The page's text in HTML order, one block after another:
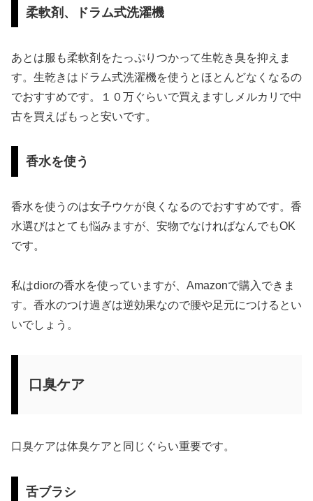
柔軟剤、ドラム式洗濯機
あとは服も柔軟剤をたっぷりつかって生乾き臭を抑えま
す。生乾きはドラム式洗濯機を使うとほとんどなくなるの
でおすすめです。１０万ぐらいで買えますしメルカリで中
古を買えばもっと安いです。
香水を使う
香水を使うのは女子ウケが良くなるのでおすすめです。香
水選びはとても悩みますが、安物でなければなんでもOK
です。
私はdiorの香水を使っていますが、Amazonで購入できま
す。香水のつけ過ぎは逆効果なので腰や足元につけるとい
いでしょう。
口臭ケア
口臭ケアは体臭ケアと同じぐらい重要です。
舌ブラシ